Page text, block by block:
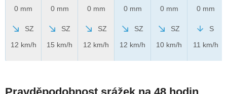
0 mm
SZ
12 km/h
0 mm
SZ
15 km/h
0 mm
SZ
12 km/h
0 mm
SZ
12 km/h
0 mm
SZ
10 km/h
0 mm
S
11 km/h